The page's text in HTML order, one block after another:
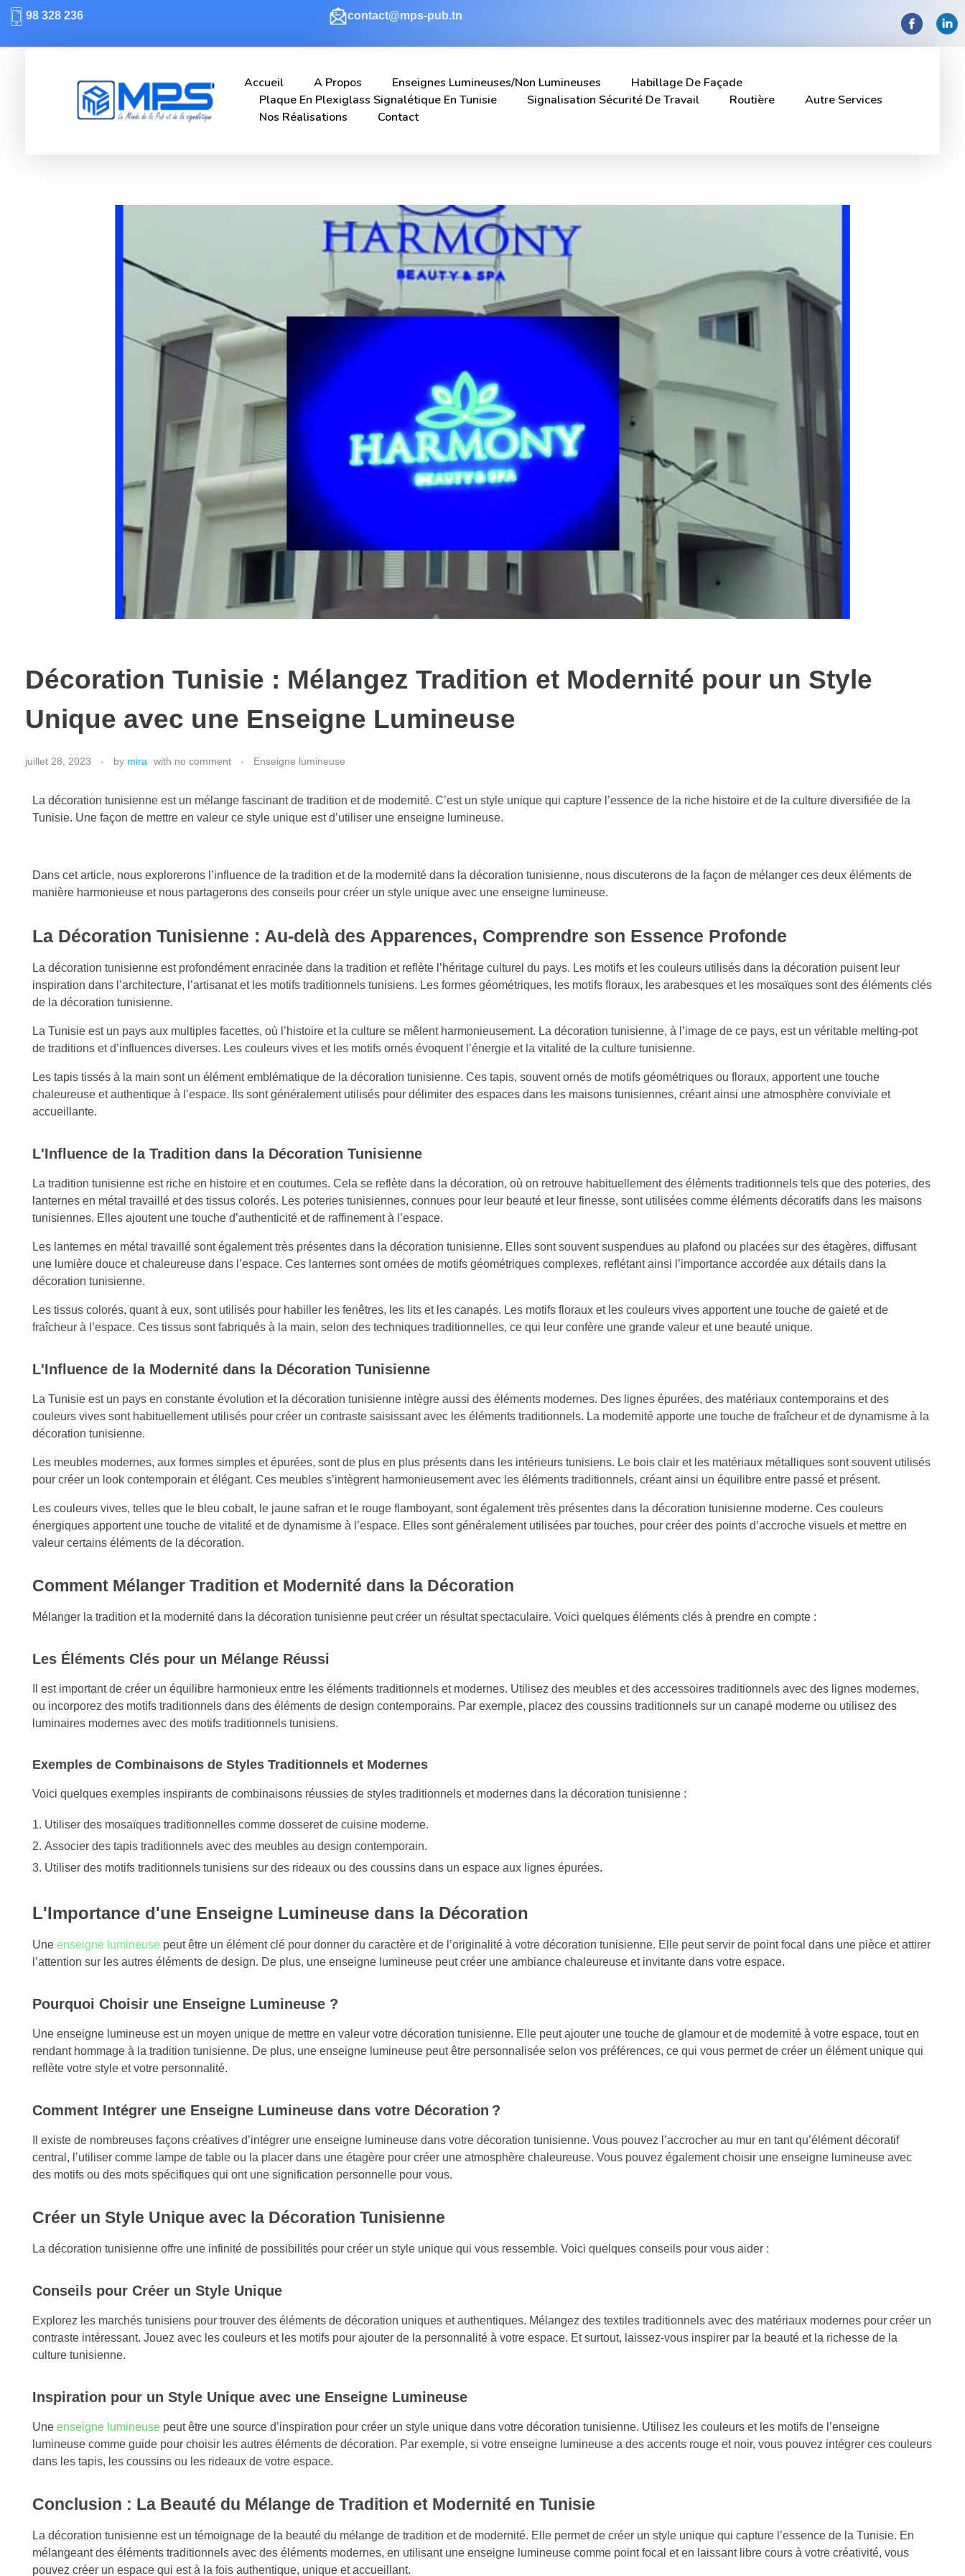
98 328 236 contact@mps-pub.tn
Accueil A Propos Enseignes Lumineuses/non Lumineuses
Habillage De Façade
Plaque En Plexiglass Signalétique En Tunisie
Signalisation Sécurité De Travail Routière
Autre Services
Nos Réalisations
Contact
Décoration Tunisie : Mélangez Tradition et Modernité pour un Style
Unique avec une Enseigne Lumineuse
juillet 28, 2023 by mira with no comment Enseigne lumineuse
La décoration tunisienne est un mélange fascinant de tradition et de modernité. C’est un style unique qui capture l’essence de la riche histoire et de la culture diversifiée de la
Tunisie. Une façon de mettre en valeur ce style unique est d’utiliser une enseigne lumineuse.
Dans cet article, nous explorerons l’influence de la tradition et de la modernité dans la décoration tunisienne, nous discuterons de la façon de mélanger ces deux éléments de
manière harmonieuse et nous partagerons des conseils pour créer un style unique avec une enseigne lumineuse.
La Décoration Tunisienne : Au-delà des Apparences, Comprendre son Essence Profonde
La décoration tunisienne est profondément enracinée dans la tradition et reflète l’héritage culturel du pays. Les motifs et les couleurs utilisés dans la décoration puisent leur
inspiration dans l’architecture, l’artisanat et les motifs traditionnels tunisiens. Les formes géométriques, les motifs floraux, les arabesques et les mosaïques sont des éléments clés
de la décoration tunisienne.
La Tunisie est un pays aux multiples facettes, où l’histoire et la culture se mêlent harmonieusement. La décoration tunisienne, à l’image de ce pays, est un véritable melting-pot
de traditions et d’influences diverses. Les couleurs vives et les motifs ornés évoquent l’énergie et la vitalité de la culture tunisienne.
Les tapis tissés à la main sont un élément emblématique de la décoration tunisienne. Ces tapis, souvent ornés de motifs géométriques ou floraux, apportent une touche
chaleureuse et authentique à l’espace. Ils sont généralement utilisés pour délimiter des espaces dans les maisons tunisiennes, créant ainsi une atmosphère conviviale et
accueillante.
L'Influence de la Tradition dans la Décoration Tunisienne
La tradition tunisienne est riche en histoire et en coutumes. Cela se reflète dans la décoration, où on retrouve habituellement des éléments traditionnels tels que des poteries, des
lanternes en métal travaillé et des tissus colorés. Les poteries tunisiennes, connues pour leur beauté et leur finesse, sont utilisées comme éléments décoratifs dans les maisons
tunisiennes. Elles ajoutent une touche d’authenticité et de raffinement à l’espace.
Les lanternes en métal travaillé sont également très présentes dans la décoration tunisienne. Elles sont souvent suspendues au plafond ou placées sur des étagères, diffusant
une lumière douce et chaleureuse dans l’espace. Ces lanternes sont ornées de motifs géométriques complexes, reflétant ainsi l’importance accordée aux détails dans la
décoration tunisienne.
Les tissus colorés, quant à eux, sont utilisés pour habiller les fenêtres, les lits et les canapés. Les motifs floraux et les couleurs vives apportent une touche de gaieté et de
fraîcheur à l’espace. Ces tissus sont fabriqués à la main, selon des techniques traditionnelles, ce qui leur confère une grande valeur et une beauté unique.
L'Influence de la Modernité dans la Décoration Tunisienne
La Tunisie est un pays en constante évolution et la décoration tunisienne intègre aussi des éléments modernes. Des lignes épurées, des matériaux contemporains et des
couleurs vives sont habituellement utilisés pour créer un contraste saisissant avec les éléments traditionnels. La modernité apporte une touche de fraîcheur et de dynamisme à la
décoration tunisienne.
Les meubles modernes, aux formes simples et épurées, sont de plus en plus présents dans les intérieurs tunisiens. Le bois clair et les matériaux métalliques sont souvent utilisés
pour créer un look contemporain et élégant. Ces meubles s’intègrent harmonieusement avec les éléments traditionnels, créant ainsi un équilibre entre passé et présent.
Les couleurs vives, telles que le bleu cobalt, le jaune safran et le rouge flamboyant, sont également très présentes dans la décoration tunisienne moderne. Ces couleurs
énergiques apportent une touche de vitalité et de dynamisme à l’espace. Elles sont généralement utilisées par touches, pour créer des points d’accroche visuels et mettre en
valeur certains éléments de la décoration.
Comment Mélanger Tradition et Modernité dans la Décoration
Mélanger la tradition et la modernité dans la décoration tunisienne peut créer un résultat spectaculaire. Voici quelques éléments clés à prendre en compte :
Les Éléments Clés pour un Mélange Réussi
Il est important de créer un équilibre harmonieux entre les éléments traditionnels et modernes. Utilisez des meubles et des accessoires traditionnels avec des lignes modernes,
ou incorporez des motifs traditionnels dans des éléments de design contemporains. Par exemple, placez des coussins traditionnels sur un canapé moderne ou utilisez des
luminaires modernes avec des motifs traditionnels tunisiens.
Exemples de Combinaisons de Styles Traditionnels et Modernes
Voici quelques exemples inspirants de combinaisons réussies de styles traditionnels et modernes dans la décoration tunisienne :
Utiliser des mosaïques traditionnelles comme dosseret de cuisine moderne.
Associer des tapis traditionnels avec des meubles au design contemporain.
Utiliser des motifs traditionnels tunisiens sur des rideaux ou des coussins dans un espace aux lignes épurées.
L'Importance d'une Enseigne Lumineuse dans la Décoration
Une enseigne lumineuse peut être un élément clé pour donner du caractère et de l’originalité à votre décoration tunisienne. Elle peut servir de point focal dans une pièce et attirer
l’attention sur les autres éléments de design. De plus, une enseigne lumineuse peut créer une ambiance chaleureuse et invitante dans votre espace.
Pourquoi Choisir une Enseigne Lumineuse ?
Une enseigne lumineuse est un moyen unique de mettre en valeur votre décoration tunisienne. Elle peut ajouter une touche de glamour et de modernité à votre espace, tout en
rendant hommage à la tradition tunisienne. De plus, une enseigne lumineuse peut être personnalisée selon vos préférences, ce qui vous permet de créer un élément unique qui
reflète votre style et votre personnalité.
Comment Intégrer une Enseigne Lumineuse dans votre Décoration ?
Il existe de nombreuses façons créatives d’intégrer une enseigne lumineuse dans votre décoration tunisienne. Vous pouvez l’accrocher au mur en tant qu’élément décoratif
central, l’utiliser comme lampe de table ou la placer dans une étagère pour créer une atmosphère chaleureuse. Vous pouvez également choisir une enseigne lumineuse avec
des motifs ou des mots spécifiques qui ont une signification personnelle pour vous.
Créer un Style Unique avec la Décoration Tunisienne
La décoration tunisienne offre une infinité de possibilités pour créer un style unique qui vous ressemble. Voici quelques conseils pour vous aider :
Conseils pour Créer un Style Unique
Explorez les marchés tunisiens pour trouver des éléments de décoration uniques et authentiques. Mélangez des textiles traditionnels avec des matériaux modernes pour créer un
contraste intéressant. Jouez avec les couleurs et les motifs pour ajouter de la personnalité à votre espace. Et surtout, laissez-vous inspirer par la beauté et la richesse de la
culture tunisienne.
Inspiration pour un Style Unique avec une Enseigne Lumineuse
Une enseigne lumineuse peut être une source d’inspiration pour créer un style unique dans votre décoration tunisienne. Utilisez les couleurs et les motifs de l’enseigne
lumineuse comme guide pour choisir les autres éléments de décoration. Par exemple, si votre enseigne lumineuse a des accents rouge et noir, vous pouvez intégrer ces couleurs
dans les tapis, les coussins ou les rideaux de votre espace.
Conclusion : La Beauté du Mélange de Tradition et Modernité en Tunisie
La décoration tunisienne est un témoignage de la beauté du mélange de tradition et de modernité. Elle permet de créer un style unique qui capture l’essence de la Tunisie. En
mélangeant des éléments traditionnels avec des éléments modernes, en utilisant une enseigne lumineuse comme point focal et en laissant libre cours à votre créativité, vous
pouvez créer un espace qui est à la fois authentique, unique et accueillant.